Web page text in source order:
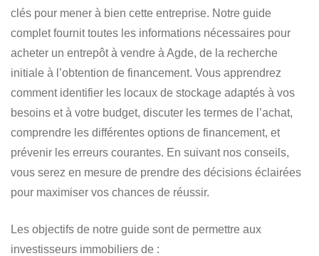
clés pour mener à bien cette entreprise. Notre guide
complet fournit toutes les informations nécessaires pour
acheter un entrepôt à vendre à Agde, de la recherche
initiale à l’obtention de financement. Vous apprendrez
comment identifier les locaux de stockage adaptés à vos
besoins et à votre budget, discuter les termes de l’achat,
comprendre les différentes options de financement, et
prévenir les erreurs courantes. En suivant nos conseils,
vous serez en mesure de prendre des décisions éclairées
pour maximiser vos chances de réussir.
Les objectifs de notre guide sont de permettre aux
investisseurs immobiliers de :